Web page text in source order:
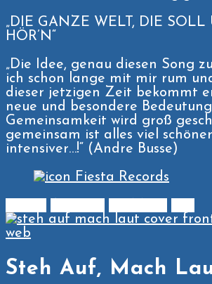
„DIE GANZE WELT, DIE SOLL
HÖR’N“
„Die Idee, genau diesen Song
ich schon lange mit mir rum
dieser jetzigen Zeit bekommt
neue und besondere
Gemeinsamkeit wird groß
gemeinsam ist alles viel
intensiver…!“ (Andre Busse)
Steh Auf, Mach